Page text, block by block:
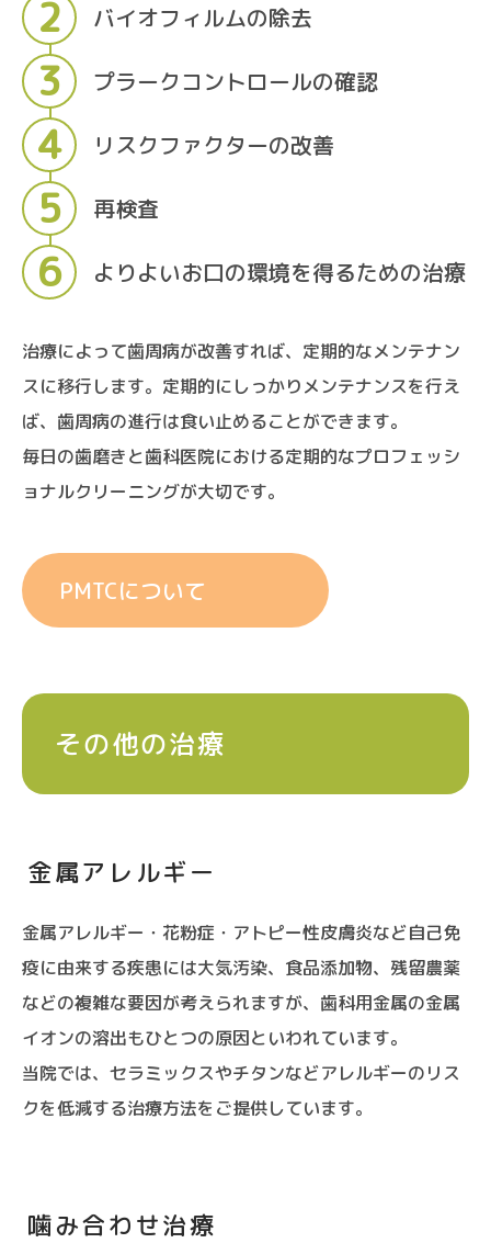
バイオフィルムの除去
プラークコントロールの確認
リスクファクターの改善
再検査
よりよいお口の環境を得るための治療
治療によって歯周病が改善すれば、定期的なメンテナン
スに移行します。定期的にしっかりメンテナンスを行え
ば、歯周病の進行は食い止めることができます。
毎日の歯磨きと歯科医院における定期的なプロフェッシ
ョナルクリーニングが大切です。
PMTCについて
その他の治療
金属アレルギー
金属アレルギー・花粉症・アトピー性皮膚炎など自己免
疫に由来する疾患には大気汚染、食品添加物、残留農薬
などの複雑な要因が考えられますが、歯科用金属の金属
イオンの溶出もひとつの原因といわれています。
当院では、セラミックスやチタンなどアレルギーのリス
クを低減する治療方法をご提供しています。
噛み合わせ治療